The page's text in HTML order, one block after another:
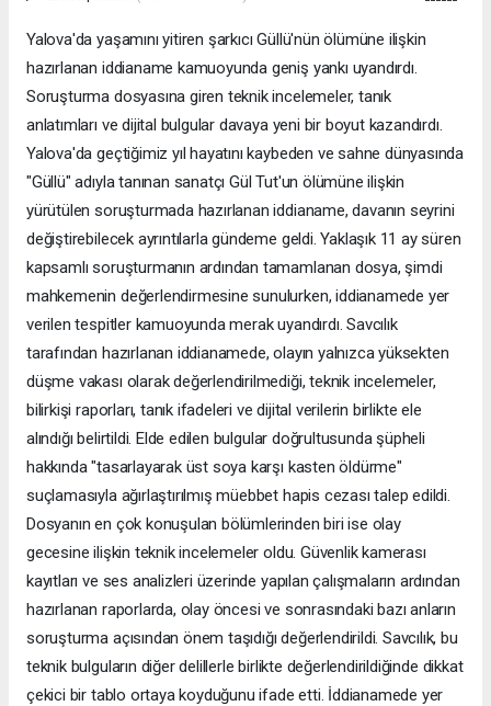
Yalova'da yaşamını yitiren şarkıcı Güllü'nün ölümüne ilişkin
hazırlanan iddianame kamuoyunda geniş yankı uyandırdı.
Soruşturma dosyasına giren teknik incelemeler, tanık
anlatımları ve dijital bulgular davaya yeni bir boyut kazandırdı.
Yalova'da geçtiğimiz yıl hayatını kaybeden ve sahne dünyasında
"Güllü" adıyla tanınan sanatçı Gül Tut'un ölümüne ilişkin
yürütülen soruşturmada hazırlanan iddianame, davanın seyrini
değiştirebilecek ayrıntılarla gündeme geldi. Yaklaşık 11 ay süren
kapsamlı soruşturmanın ardından tamamlanan dosya, şimdi
mahkemenin değerlendirmesine sunulurken, iddianamede yer
verilen tespitler kamuoyunda merak uyandırdı. Savcılık
tarafından hazırlanan iddianamede, olayın yalnızca yüksekten
düşme vakası olarak değerlendirilmediği, teknik incelemeler,
bilirkişi raporları, tanık ifadeleri ve dijital verilerin birlikte ele
alındığı belirtildi. Elde edilen bulgular doğrultusunda şüpheli
hakkında "tasarlayarak üst soya karşı kasten öldürme"
suçlamasıyla ağırlaştırılmış müebbet hapis cezası talep edildi.
Dosyanın en çok konuşulan bölümlerinden biri ise olay
gecesine ilişkin teknik incelemeler oldu. Güvenlik kamerası
kayıtları ve ses analizleri üzerinde yapılan çalışmaların ardından
hazırlanan raporlarda, olay öncesi ve sonrasındaki bazı anların
soruşturma açısından önem taşıdığı değerlendirildi. Savcılık, bu
teknik bulguların diğer delillerle birlikte değerlendirildiğinde dikkat
çekici bir tablo ortaya koyduğunu ifade etti. İddianamede yer